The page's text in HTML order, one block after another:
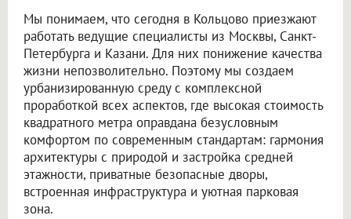
Мы понимаем, что сегодня в Кольцово приезжают
работать ведущие специалисты из Москвы, Санкт-
Петербурга и Казани. Для них понижение качества
жизни непозволительно. Поэтому мы создаем
урбанизированную среду с комплексной
проработкой всех аспектов, где высокая стоимость
квадратного метра оправдана безусловным
комфортом по современным стандартам: гармония
архитектуры с природой и застройка средней
этажности, приватные безопасные дворы,
встроенная инфраструктура и уютная парковая
зона.